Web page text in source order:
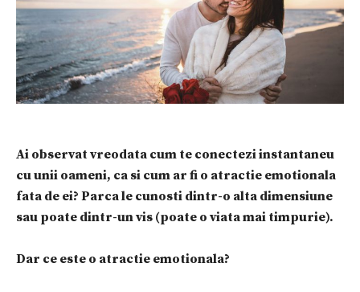
Ai observat vreodata cum te conectezi instantaneu
cu unii oameni, ca si cum ar fi o atractie emotionala
fata de ei? Parca le cunosti dintr-o alta dimensiune
sau poate dintr-un vis (poate o viata mai timpurie).
Dar ce este o atractie emotionala?